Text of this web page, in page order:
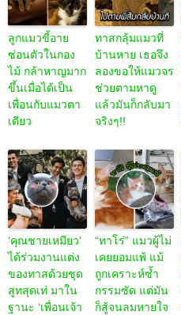
ลูกแมวขี้อาย
ซ่อนตัวในกอง
ไม้ กล้าหาญมาก
ขึ้นเมื่อได้เป็น
เพื่อนกับแมวตา
เดียว
ทาสกลุ้มแมวที่
บ้านหาย เธอจึง
ลองขอให้แมวจร
ช่วยตามหาดู
แล้วมันก็กลับมา
จริงๆ!!
‘คุณชายเหมียว’
ได้ร่วมงานแต่ง
ของทาสด้วยชุด
สูทสุดเท่ มาใน
ฐานะ ‘เพื่อนเจ้า
“ทาโร่” แมวผู้ไม่
เคยยอมแพ้ แม้
ถูกเคราะห์ซ้ำ
กรรมซัด แต่มัน
ก็สู้จนลมหายใจ